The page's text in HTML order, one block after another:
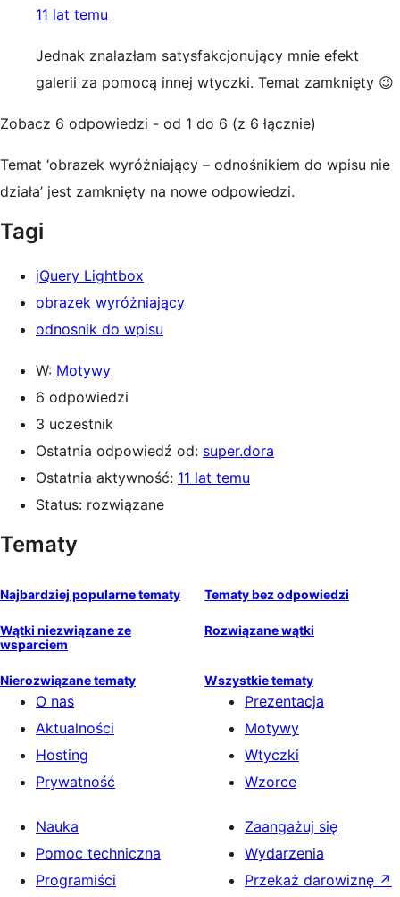
11 lat temu
Jednak znalazłam satysfakcjonujący mnie efekt
galerii za pomocą innej wtyczki. Temat zamknięty 😉
Zobacz 6 odpowiedzi - od 1 do 6 (z 6 łącznie)
Temat ‘obrazek wyróżniający – odnośnikiem do wpisu nie
działa’ jest zamknięty na nowe odpowiedzi.
Tagi
jQuery Lightbox
obrazek wyróżniający
odnosnik do wpisu
W: Motywy
6 odpowiedzi
3 uczestnik
Ostatnia odpowiedź od: super.dora
Ostatnia aktywność: 11 lat temu
Status: rozwiązane
Tematy
Najbardziej popularne tematy Tematy bez odpowiedzi
Wątki niezwiązane ze
wsparciem
Rozwiązane wątki
Nierozwiązane tematy Wszystkie tematy
O nas
Aktualności
Hosting
Prywatność
Prezentacja
Motywy
Wtyczki
Wzorce
Nauka
Pomoc techniczna
Programiści
Zaangażuj się
Wydarzenia
Przekaż darowiznę ↗